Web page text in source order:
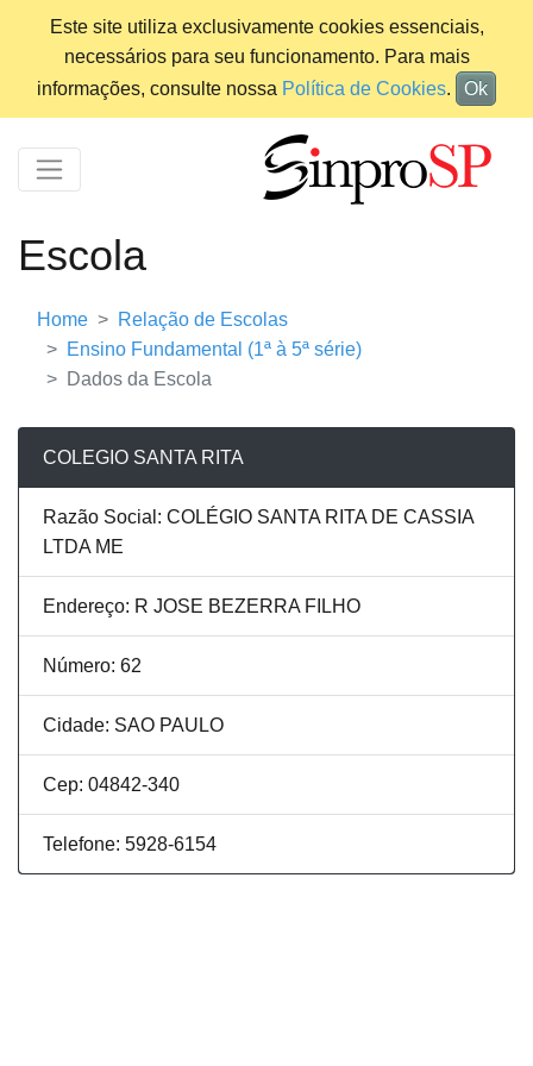
Este site utiliza exclusivamente cookies essenciais,
necessários para seu funcionamento. Para mais
informações, consulte nossa Política de Cookies. Ok
Escola
Home
Relação de Escolas
Ensino Fundamental (1ª à 5ª série)
Dados da Escola
COLEGIO SANTA RITA
Razão Social: COLÉGIO SANTA RITA DE CASSIA
LTDA ME
Endereço: R JOSE BEZERRA FILHO
Número: 62
Cidade: SAO PAULO
Cep: 04842-340
Telefone: 5928-6154